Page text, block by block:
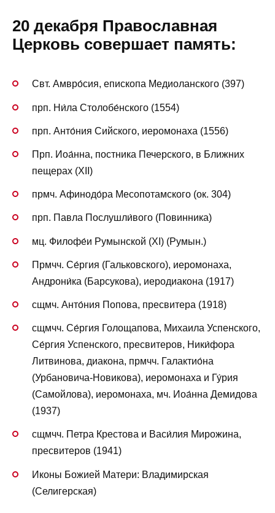
20 декабря Православная
Церковь совершает память:
Свт. Амвро́сия, епископа Медиоланского (397)
прп. Ни́ла Столобе́нского (1554)
прп. Анто́ния Сийского, иеромонаха (1556)
Прп. Иоа́нна, постника Печерского, в Ближних
пещерах (XII)
прмч. Афинодо́ра Месопотамского (ок. 304)
прп. Павла Послушли́вого (Повинника)
мц. Филофе́и Румынской (XI) (Румын.)
Прмчч. Се́ргия (Гальковского), иеромонаха,
Андрони́ка (Барсукова), иеродиакона (1917)
сщмч. Анто́ния Попова, пресвитера (1918)
сщмчч. Се́ргия Голощапова, Михаила Успенского,
Се́ргия Успенского, пресвитеров, Ники́фора
Литвинова, диакона, прмчч. Галактио́на
(Урбановича-Новикова), иеромонаха и Гу́рия
(Самойлова), иеромонаха, мч. Иоа́нна Демидова
(1937)
сщмчч. Петра Крестова и Васи́лия Мирожина,
пресвитеров (1941)
Иконы Божией Матери: Владимирская
(Селигерская)